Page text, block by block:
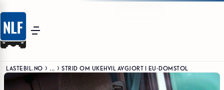
LASTEBIL.NO ... STRID OM UKEHVIL AVGJORT I EU-DOMSTOL